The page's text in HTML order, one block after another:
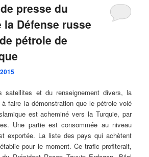
presse du
la Défense russe
pétrole de
satellites et du renseignement divers, la
faire la démonstration que le pétrole volé
est acheminé vers la Turquie, par
Une partie est consommée au niveau
exportée. La liste des pays qui achètent
pour le moment. Ce trafic profiterait,